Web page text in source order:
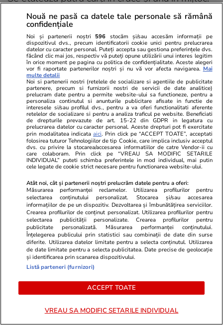
Cărțile se amestecă bine, se pune întrebarea,
se taie și apoi primele cinci din pachet se
etalează de la stânga la dreapta și de sus în
jos. La final, se pune a cincea carte în mijlocul
celor patru.
Ele se interpretează astfel:
cartea din stânga este prezentul
cartea din dreapta este viitorul apropiat
cartea de sus este surpriza
cartea de jos reprezintă consecințele
deciziilor tale
cartea din mijloc reprezintă sfatul pe care ți-l
dă tarotul.
Pentru această etalare se folosesc mai des
cărțile din arcana majoră și se interpretează în
funcție de semnificațiile de bază pe care le poți
Vezi şice semnifică cifra 3 în numerologie și
din punct de vedere spiritual!
Nouă ne pasă ca datele tale personale să rămână
confidențiale
Noi și partenerii noștri 596 stocăm și/sau accesăm informații pe
dispozitivul dvs., precum identificatorii cookie unici pentru prelucrarea
datelor cu caracter personal. Puteți accepta sau gestiona preferințele dvs.
făcând clic mai jos, respectiv vă puteți opune utilizării unui interes legitim
în orice moment pe pagina cu politica de confidențialitate. Aceste alegeri
vor fi raportate partenerilor noștri și nu vă vor afecta navigarea. Mai
multe detalii
Noi si partenerii nostri (retelele de socializare si agentiile de publicitate
partenere, precum si furnizorii nostri de servicii de date analitice)
prelucram date pentru a permite website-ului sa functioneze, pentru a
personaliza continutul si anunturile publicitare afisate in functie de
interesele si/sau profilul dvs., pentru a va oferi functionalitati aferente
retelelor de socializare si pentru a analiza traficul pe website. Beneficiati
de drepturile prevazute de art. 15-22 din GDPR in legatura cu
prelucrarea datelor cu caracter personal. Aceste drepturi pot fi exercitate
prin modalitatea indicataaici. Prin click pe “ACCEPT TOATE”, acceptati
folosirea tuturor Tehnologiilor de tip Cookie, care implica inclusiv acceptul
dvs. cu privire la stocarea/accesarea informatiilor de catre Vendor-ii cu
care colaboram. Prin click pe “VREAU SA MODIFIC SETARILE
INDIVIDUAL” puteti schimba preferintele in mod individual, mai putin
cele legate de cookie strict necesare pentru functionarea website-ului.
Atât noi, cât și partenerii noștri prelucrăm datele pentru a oferi:
Măsurarea performanței reclamelor. Utilizarea profilurilor pentru
selectarea conținutului personalizat. Stocarea și/sau accesarea
informațiilor de pe un dispozitiv. Dezvoltarea și îmbunătățirea serviciilor.
Crearea profilurilor de conținut personalizat. Utilizarea profilurilor pentru
selectarea publicității personalizate. Crearea profilurilor pentru
publicitate personalizată. Măsurarea performanței conținutului.
Înțelegerea publicului prin statistici sau combinații de date din surse
diferite. Utilizarea datelor limitate pentru a selecta conținutul. Utilizarea
de date limitate pentru a selecta publicitatea. Date precise de geolocație
și identificarea prin scanarea dispozitivului.
Listă parteneri (furnizori)
ACCEPT TOATE
VREAU SA MODIFIC SETARILE INDIVIDUAL